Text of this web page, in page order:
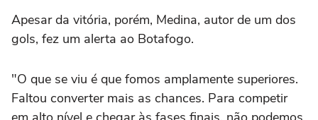
Apesar da vitória, porém, Medina, autor de um dos
gols, fez um alerta ao Botafogo.
"O que se viu é que fomos amplamente superiores.
Faltou converter mais as chances. Para competir